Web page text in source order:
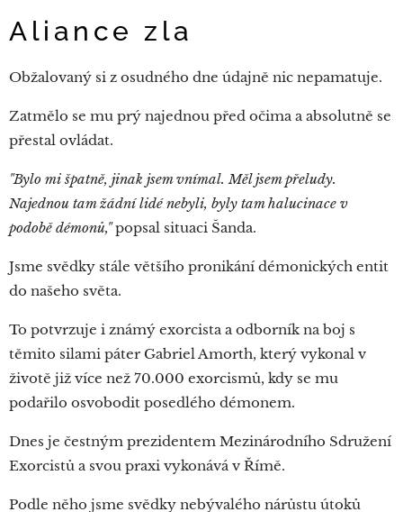
Aliance zla
Obžalovaný si z osudného dne údajně nic nepamatuje.
Zatmělo se mu prý najednou před očima a absolutně se
přestal ovládat.
"Bylo mi špatně, jinak jsem vnímal. Měl jsem přeludy.
Najednou tam žádní lidé nebyli, byly tam halucinace v
podobě démonů,"popsal situaci Šanda.
Jsme svědky stále většího pronikání démonických entit
do našeho světa.
To potvrzuje i známý exorcista a odborník na boj s
těmito silami páter Gabriel Amorth, který vykonal v
životě již více než 70.000 exorcismů, kdy se mu
podařilo osvobodit posedlého démonem.
Dnes je čestným prezidentem Mezinárodního Sdružení
Exorcistů a svou praxi vykonává v Římě.
Podle něho jsme svědky nebývalého nárůstu útoků